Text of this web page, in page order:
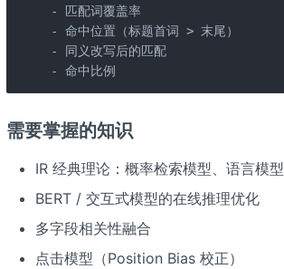
- 匹配词覆盖率
- 命中位置（标题首词 > 末尾）
- 同义改写后的匹配
- 命中比例
需要掌握的知识
IR 经典理论：概率检索模型、语言模型
BERT / 交互式模型的在线推理优化
多字段相关性融合
点击模型（Position Bias 校正）